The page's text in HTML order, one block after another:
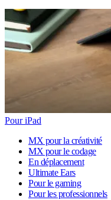
Pour iPad
MX pour la créativité
MX pour le codage
En déplacement
Ultimate Ears
Pour le gaming
Pour les professionnels